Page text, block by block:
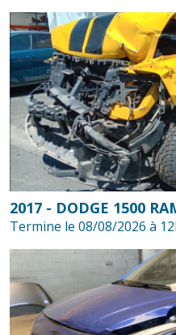
2017 - DODGE 1500
Termine le 08/08/2026 à